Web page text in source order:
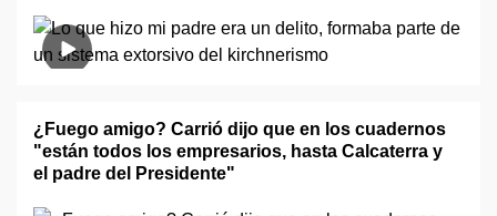
¿Fuego amigo? Carrió dijo que en los cuadernos
"están todos los empresarios, hasta Calcaterra y
el padre del Presidente"